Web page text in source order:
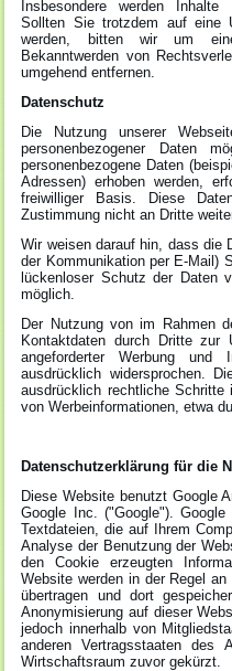
Insbesondere werden
Sollten Sie trotzdem auf eine
werden, bitten wir um
Bekanntwerden von
umgehend entfernen.
Datenschutz
Die Nutzung unserer
personenbezogener Daten
personenbezogene Daten
Adressen) erhoben werden,
freiwilliger Basis. Diese
Zustimmung nicht an Dritte
Wir weisen darauf hin, dass die
der Kommunikation per E-Mail)
lückenloser Schutz der Daten
möglich.
Der Nutzung von im Rahmen
Kontaktdaten durch Dritte zur
angeforderter Werbung und
ausdrücklich widersprochen.
ausdrücklich rechtliche Schritte
von Werbeinformationen, etwa
Datenschutzerklärung für die
Diese Website benutzt Google
Google Inc. ("Google").
Textdateien, die auf Ihrem
Analyse der Benutzung der
den Cookie erzeugten
Website werden in der Regel
übertragen und dort
Anonymisierung auf dieser
jedoch innerhalb von
anderen Vertragsstaaten des
Wirtschaftsraum zuvor gekürzt.